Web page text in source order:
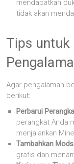
mendapatkan
tidak akan
Tips
Agar pengalaman
berikut:
Perbarui
perangkat Anda
menjalankan
Tambahkan Mods
grafis dan